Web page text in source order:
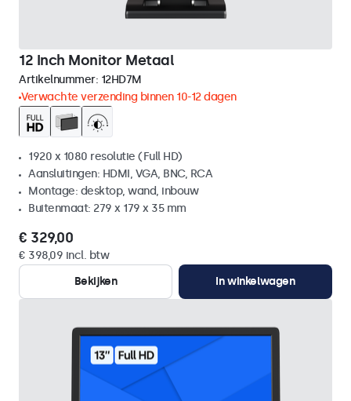
12 Inch Monitor Metaal
Artikelnummer: 12HD7M
Verwachte verzending binnen 10-12 dagen
1920 x 1080 resolutie (Full HD)
Aansluitingen: HDMI, VGA, BNC, RCA
Montage: desktop, wand, inbouw
Buitenmaat: 279 x 179 x 35 mm
€ 329,00
€ 398,09 incl. btw
Bekijken
In winkelwagen